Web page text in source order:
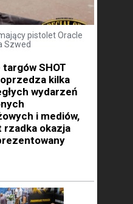
pistolet Oracle
Szwed
SHOT
kilka
wydarzeń
i mediów,
okazja